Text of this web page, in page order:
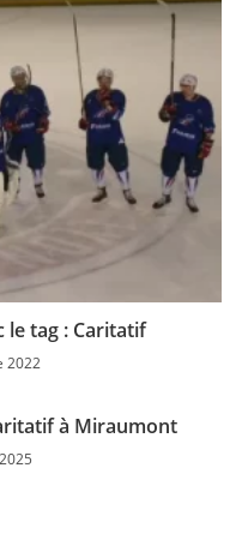
le tag : Caritatif
2022
à Miraumont